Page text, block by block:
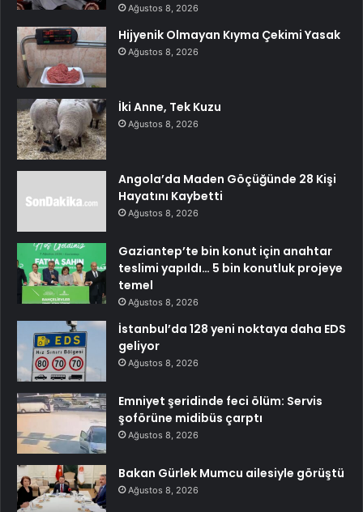
Ağustos 8, 2026
Hijyenik Olmayan Kıyma Çekimi Yasak
Ağustos 8, 2026
İki Anne, Tek Kuzu
Ağustos 8, 2026
Angola’da Maden Göçüğünde 28 Kişi
Hayatını Kaybetti
Ağustos 8, 2026
Gaziantep’te bin konut için anahtar
teslimi yapıldı… 5 bin konutluk projeye
temel
Ağustos 8, 2026
İstanbul’da 128 yeni noktaya daha EDS
geliyor
Ağustos 8, 2026
Emniyet şeridinde feci ölüm: Servis
şoförüne midibüs çarptı
Ağustos 8, 2026
Bakan Gürlek Mumcu ailesiyle görüştü
Ağustos 8, 2026